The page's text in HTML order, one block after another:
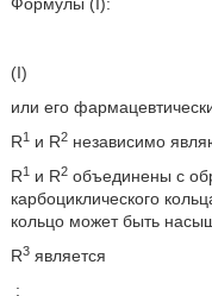
(I)
или его
R1и R2независимо
R1и R2объединены с
карбоциклического
кольцо может быть
R3является
;